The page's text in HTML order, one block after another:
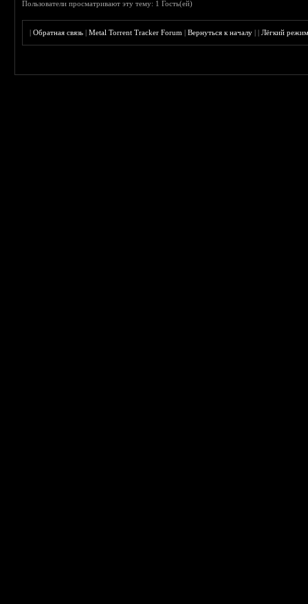
Пользователи просматривают эту тему: 1 Гость(ей)
|Обратная связь |Metal Torrent Tracker Forum |Вернуться к началу ||Лёгкий